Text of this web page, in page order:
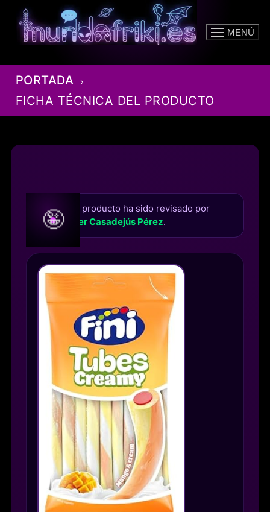
contenido
MENÚ
PORTADA
FICHA TÉCNICA DEL PRODUCTO
🤪 Este producto ha sido revisado por
Roger Casadejús Pérez.